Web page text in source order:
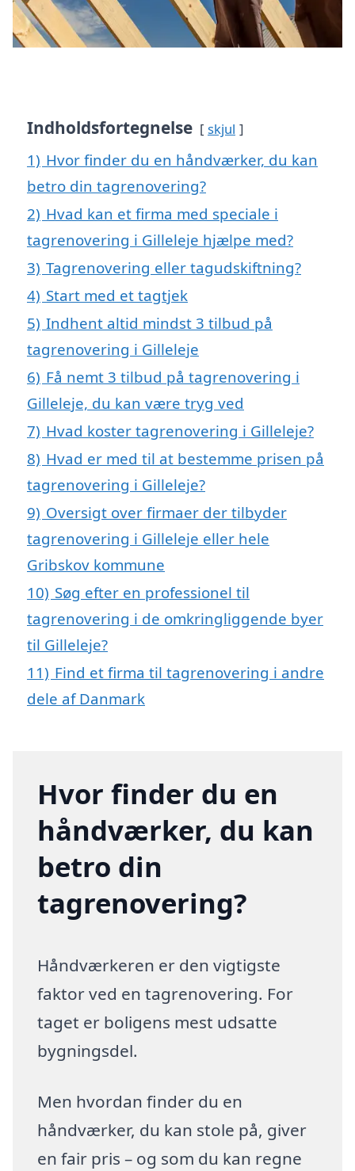
Indholdsfortegnelse skjul
1) Hvor finder du en håndværker, du kan
betro din tagrenovering?
2) Hvad kan et firma med speciale i
tagrenovering i Gilleleje hjælpe med?
3) Tagrenovering eller tagudskiftning?
4) Start med et tagtjek
5) Indhent altid mindst 3 tilbud på
tagrenovering i Gilleleje
6) Få nemt 3 tilbud på tagrenovering i
Gilleleje, du kan være tryg ved
7) Hvad koster tagrenovering i Gilleleje?
8) Hvad er med til at bestemme prisen på
tagrenovering i Gilleleje?
9) Oversigt over firmaer der tilbyder
tagrenovering i Gilleleje eller hele
Gribskov kommune
10) Søg efter en professionel til
tagrenovering i de omkringliggende byer
til Gilleleje?
11) Find et firma til tagrenovering i andre
dele af Danmark
Hvor finder du en
håndværker, du kan
betro din
tagrenovering?
Håndværkeren er den vigtigste
faktor ved en tagrenovering. For
taget er boligens mest udsatte
bygningsdel.
Men hvordan finder du en
håndværker, du kan stole på, giver
en fair pris – og som du kan regne